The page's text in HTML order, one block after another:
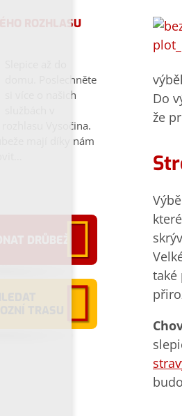
Do
že
které
také
ROZHLASU
domu. Poslechněte
si více o našich
rozhlasu Vysočina.
mají díky nám